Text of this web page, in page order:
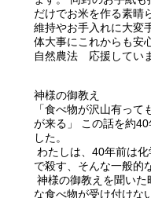
だけでお米を作る素晴
維持やお手入れに大変
体大事にこれからも安
自然農法 応援してい
神様の御教え
「食べ物が沢山有っ
が来る」 この話を約
した。
わたしは、40年前は
で殺す、そんな一般的
神様の御教えを聞い
な食べ物が受け付けな